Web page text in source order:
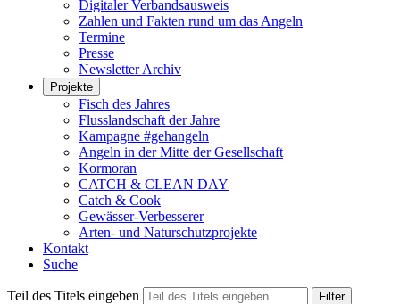
Digitaler Verbandsausweis
Zahlen und Fakten rund um das Angeln
Termine
Presse
Newsletter Archiv
Projekte
Fisch des Jahres
Flusslandschaft der Jahre
Kampagne #gehangeln
Angeln in der Mitte der Gesellschaft
Kormoran
CATCH & CLEAN DAY
Catch & Cook
Gewässer-Verbesserer
Arten- und Naturschutzprojekte
Kontakt
Suche
Teil des Titels eingeben
Filter